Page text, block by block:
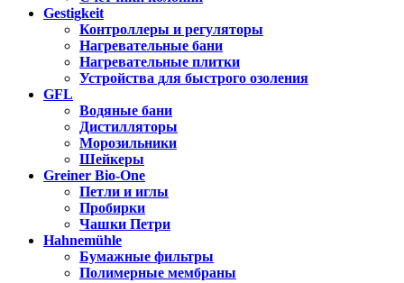
Gestigkeit
Контроллеры и регуляторы
Нагревательные бани
Нагревательные плитки
Устройства для быстрого озоления
GFL
Водяные бани
Дистилляторы
Морозильники
Шейкеры
Greiner Bio-One
Петли и иглы
Пробирки
Чашки Петри
Hahnemühle
Бумажные фильтры
Полимерные мембраны